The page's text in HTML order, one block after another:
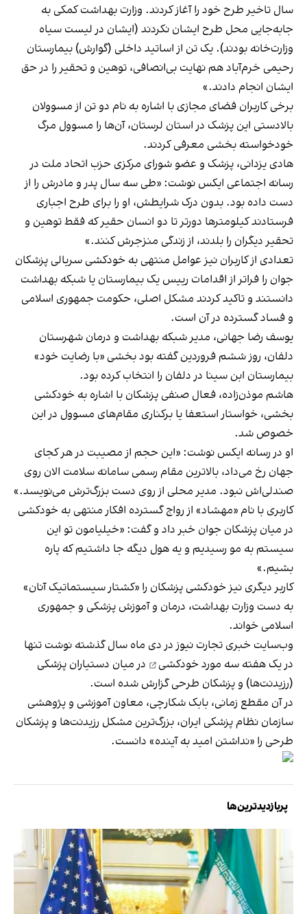
سال تاخیر طرح خود را آغاز کردند. وزارت بهداشت کمکی به
جابه‌جایی محل طرح ایشان نکردند (ایشان در لیست سیاه
وزارت‌خانه بودند). یک تن از اساتید داخلی (گوارش) بیمارستان
رحیمی خرم‌آباد هم نهایت بی‌انصافی، توهین و تحقیر را در حق
ایشان انجام دادند.»
برخی کاربران فضای مجازی با اشاره به نام دو تن از مسوولان
بالادستی این پزشک در استان لرستان، ‌آن‌ها را مسوول مرگ
خودخواسته بخشی معرفی کردند.
هادی یزدانی، پزشک و عضو شورای مرکزی حزب اتحاد ملت در
رسانه اجتماعی ایکس نوشت: «طی سه سال پدر و مادرش را از
دست داده بود. بدون درک شرایطش، او را برای طرح اجباری
فرستادند کیلومترها دورتر تا دو انسان حقیر که فقط توهین و
تحقیر دیگران را بلدند، از زندگی منزجرش کنند.»
تعدادی از کاربران نیز عوامل منتهی به خودکشی سریالی پزشکان
جوان را فراتر از اقدامات رییس یک بیمارستان یا شبکه بهداشت
دانستند و تاکید کردند مشکل اصلی، حکومت جمهوری اسلامی
و فساد گسترده در آن است.
یوسف رضا جهانی، مدیر شبکه بهداشت و درمان شهرستان
دلفان، روز ششم فروردین گفته بود بخشی «با رضایت خود»
بیمارستان ابن سینا در دلفان را انتخاب کرده بود.
هاشم موذن‌زاده، فعال صنفی پزشکان با اشاره به خودکشی
بخشی، خواستار استعفا یا برکناری مقام‌های مسوول در این
خصوص شد.
او در رسانه ایکس نوشت: «این حجم از مصیبت در هر کجای
جهان رخ می‌داد، بالاترین مقام رسمی سامانه سلامت الان روی
صندلی‌اش نبود. ‏مدیر محلی از روی دست بزرگ‌ترش می‌نویسد.»
کاربری با نام «مهشاد» از رواج گسترده افکار منتهی به خودکشی
در میان پزشکان جوان خبر داد و گفت: «خیلیامون تو این
سیستم به مو رسیدیم و یه هول دیگه جا داشتیم که پاره
بشیم.»
کاربر دیگری نیز خودکشی پزشکان را «کشتار سیستماتیک آنان»
به دست وزارت بهداشت، درمان و آموزش پزشکی و جمهوری
اسلامی خواند.
وب‌سایت خبری تجارت نیوز در دی ماه سال گذشته نوشت تنها
در یک هفته سه مورد خودکشی
در میان دستیاران پزشکی
(رزیدنت‌ها) و پزشکان طرحی گزارش شده است.
در آن مقطع زمانی، بابک شکارچی، معاون آموزشی و پژوهشی
سازمان نظام پزشکی ایران، بزرگ‌ترین مشکل رزیدنت‌ها و پزشکان
طرحی را «نداشتن امید به آینده» دانست.
پربازدیدترین‌ها